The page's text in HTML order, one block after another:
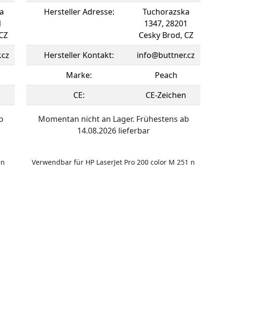
Hersteller Adresse:
Tuchorazska
1347, 28201
Cesky Brod, CZ
Hersteller Kontakt:
info@buttner.cz
Marke:
Peach
CE:
CE-Zeichen
Momentan nicht an Lager. Frühestens ab
14.08.2026 lieferbar
Verwendbar für HP LaserJet Pro 200 color M 251 n